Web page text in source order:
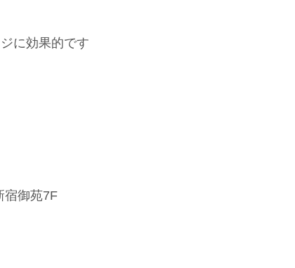
に効果的です
宿御苑7F